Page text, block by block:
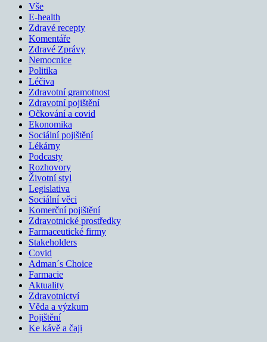
Vše
E-health
Zdravé recepty
Komentáře
Zdravé Zprávy
Nemocnice
Politika
Léčiva
Zdravotní gramotnost
Zdravotní pojištění
Očkování a covid
Ekonomika
Sociální pojištění
Lékárny
Podcasty
Rozhovory
Životní styl
Legislativa
Sociální věci
Komerční pojištění
Zdravotnické prostředky
Farmaceutické firmy
Stakeholders
Covid
Adman´s Choice
Farmacie
Aktuality
Zdravotnictví
Věda a výzkum
Pojištění
Ke kávě a čaji